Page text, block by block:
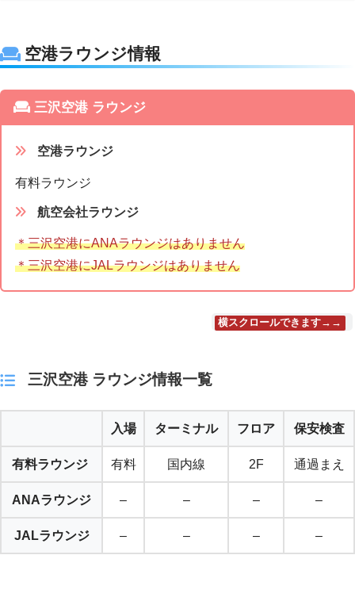
空港ラウンジ情報
三沢空港 ラウンジ
空港ラウンジ
有料ラウンジ
航空会社ラウンジ
＊三沢空港にANAラウンジはありません
＊三沢空港にJALラウンジはありません
横スクロールできます→→
三沢空港 ラウンジ情報一覧
入場 ターミナル フロア 保安検査
有料ラウンジ 有料 国内線 2F 通過まえ
ANAラウンジ – – – –
JALラウンジ – – – –